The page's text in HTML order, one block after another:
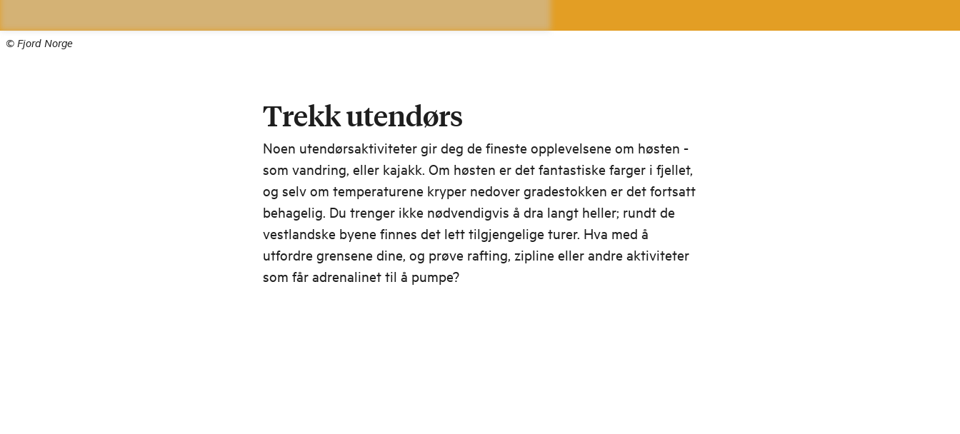
© Fjord Norge
Trekk utendørs
Noen utendørsaktiviteter gir deg de fineste opplevelsene om høsten -
som vandring, eller kajakk. Om høsten er det fantastiske farger i fjellet,
og selv om temperaturene kryper nedover gradestokken er det fortsatt
behagelig. Du trenger ikke nødvendigvis å dra langt heller; rundt de
vestlandske byene finnes det lett tilgjengelige turer. Hva med å
utfordre grensene dine, og prøve rafting, zipline eller andre aktiviteter
som får adrenalinet til å pumpe?